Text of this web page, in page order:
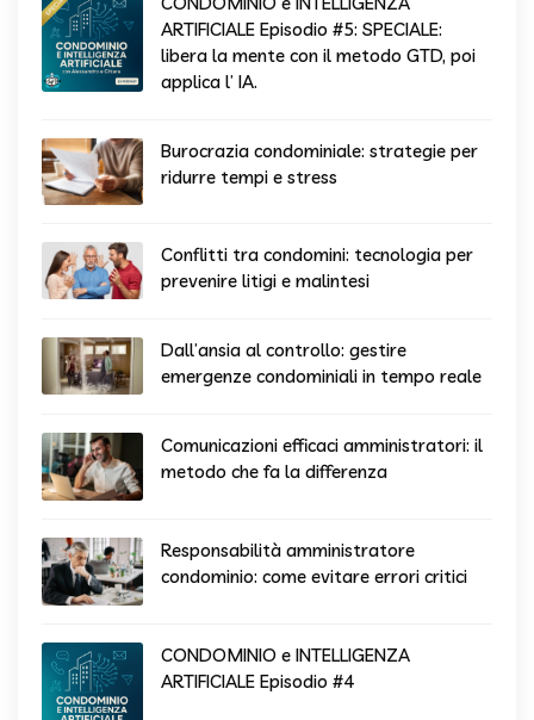
ARTIFICIALE Episodio #5: SPECIALE:
libera la mente con il metodo GTD, poi
applica l’ IA.
Burocrazia condominiale: strategie per
ridurre tempi e stress
Conflitti tra condomini: tecnologia per
prevenire litigi e malintesi
Dall’ansia al controllo: gestire
emergenze condominiali in tempo reale
Comunicazioni efficaci amministratori: il
metodo che fa la differenza
Responsabilità amministratore
condominio: come evitare errori critici
CONDOMINIO e INTELLIGENZA
ARTIFICIALE Episodio #4